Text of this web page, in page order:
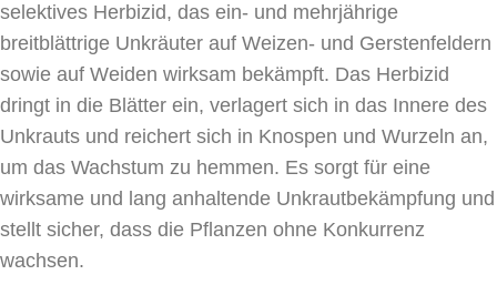
selektives Herbizid, das ein- und mehrjährige
breitblättrige Unkräuter auf Weizen- und Gerstenfeldern
sowie auf Weiden wirksam bekämpft. Das Herbizid
dringt in die Blätter ein, verlagert sich in das Innere des
Unkrauts und reichert sich in Knospen und Wurzeln an,
um das Wachstum zu hemmen. Es sorgt für eine
wirksame und lang anhaltende Unkrautbekämpfung und
stellt sicher, dass die Pflanzen ohne Konkurrenz
wachsen.